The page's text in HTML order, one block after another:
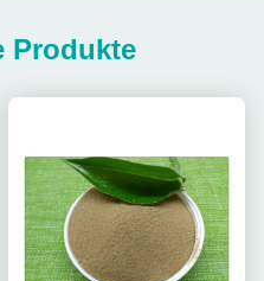
Produkte